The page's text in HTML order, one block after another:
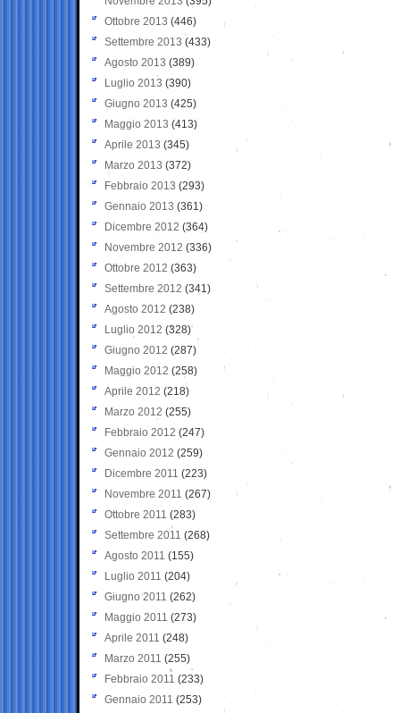
Ottobre 2013 (446)
Settembre 2013 (433)
Agosto 2013 (389)
Luglio 2013 (390)
Giugno 2013 (425)
Maggio 2013 (413)
Aprile 2013 (345)
Marzo 2013 (372)
Febbraio 2013 (293)
Gennaio 2013 (361)
Dicembre 2012 (364)
Novembre 2012 (336)
Ottobre 2012 (363)
Settembre 2012 (341)
Agosto 2012 (238)
Luglio 2012 (328)
Giugno 2012 (287)
Maggio 2012 (258)
Aprile 2012 (218)
Marzo 2012 (255)
Febbraio 2012 (247)
Gennaio 2012 (259)
Dicembre 2011 (223)
Novembre 2011 (267)
Ottobre 2011 (283)
Settembre 2011 (268)
Agosto 2011 (155)
Luglio 2011 (204)
Giugno 2011 (262)
Maggio 2011 (273)
Aprile 2011 (248)
Marzo 2011 (255)
Febbraio 2011 (233)
Gennaio 2011 (253)